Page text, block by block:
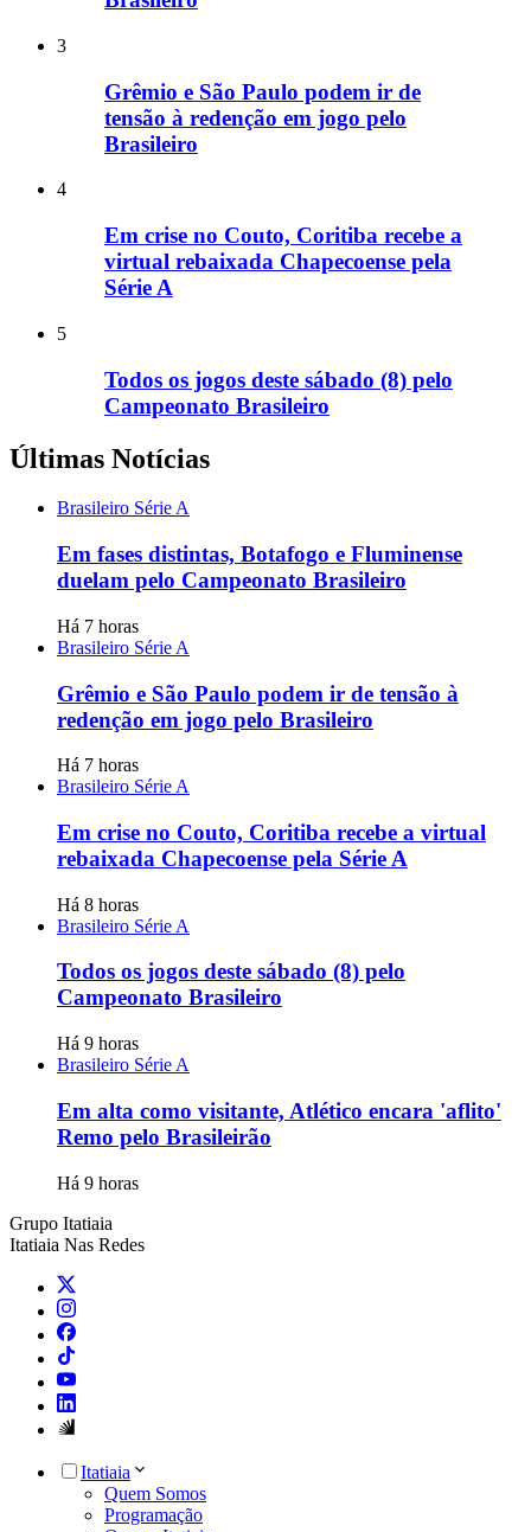
3
Grêmio e São Paulo podem ir de
tensão à redenção em jogo pelo
Brasileiro
4
Em crise no Couto, Coritiba recebe a
virtual rebaixada Chapecoense pela
Série A
5
Todos os jogos deste sábado (8) pelo
Campeonato Brasileiro
Últimas Notícias
Brasileiro Série A
Em fases distintas, Botafogo e Fluminense
duelam pelo Campeonato Brasileiro
Há 7 horas
Brasileiro Série A
Grêmio e São Paulo podem ir de tensão à
redenção em jogo pelo Brasileiro
Há 7 horas
Brasileiro Série A
Em crise no Couto, Coritiba recebe a virtual
rebaixada Chapecoense pela Série A
Há 8 horas
Brasileiro Série A
Todos os jogos deste sábado (8) pelo
Campeonato Brasileiro
Há 9 horas
Brasileiro Série A
Em alta como visitante, Atlético encara 'aflito'
Remo pelo Brasileirão
Há 9 horas
Grupo Itatiaia
Itatiaia Nas Redes
Itatiaia
Quem Somos
Programação